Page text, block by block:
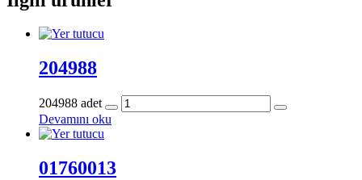
204988
204988 adet
Devamını oku
01760013